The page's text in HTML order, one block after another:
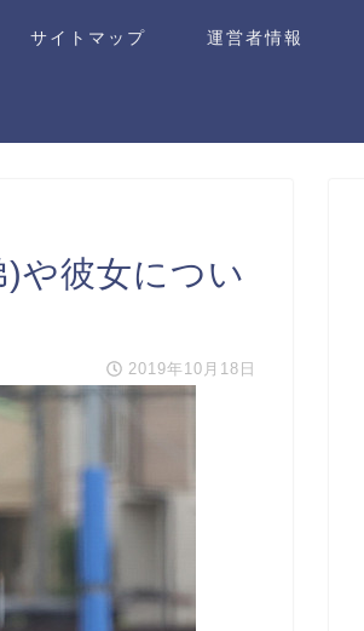
サイトマップ 運営者情報
や彼女につい
2019年10月18日